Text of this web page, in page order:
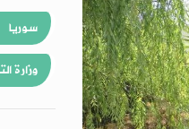
سوريا
وزارة